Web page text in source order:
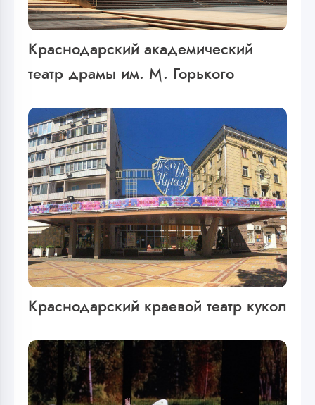
Краснодарский академический
театр драмы им. М. Горького
Краснодарский краевой театр кукол